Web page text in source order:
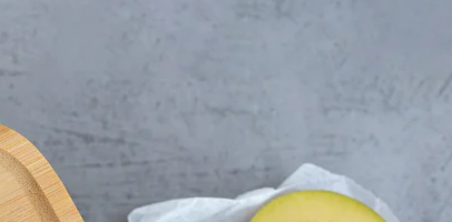
4,8.
fotografií nebo vzkazem, který doopravdy zahřeje u